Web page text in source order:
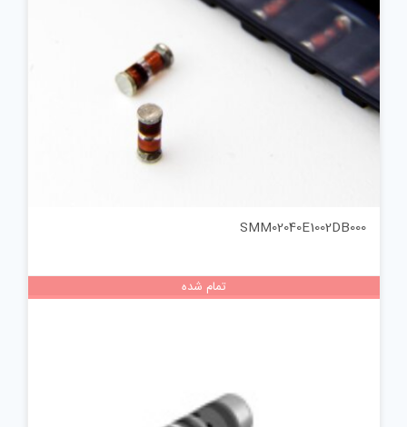
SMM02040E1002DB000
تمام شده